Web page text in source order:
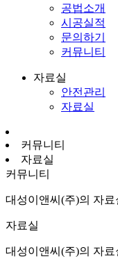
공법소개
시공실적
문의하기
커뮤니티
자료실
안전관리
자료실
커뮤니티
자료실
커뮤니티
대성이앤씨(주)의 자료
자료실
대성이앤씨(주)의 자료